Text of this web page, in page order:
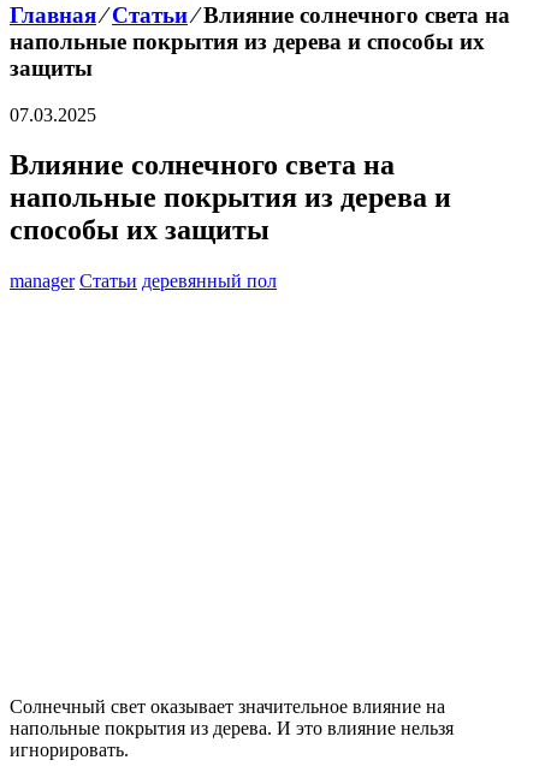
Главная⁄Статьи⁄Влияние солнечного света на
напольные покрытия из дерева и способы их
защиты
07.03.2025
Влияние солнечного света на
напольные покрытия из дерева и
способы их защиты
manager Статьи деревянный пол
Солнечный свет оказывает значительное влияние на
напольные покрытия из дерева. И это влияние нельзя
игнорировать.